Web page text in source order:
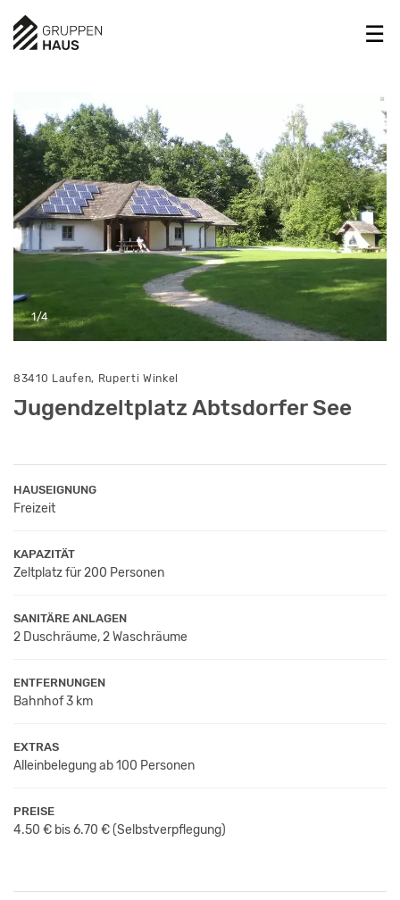
1/4
83410 Laufen, Ruperti Winkel
Jugendzeltplatz Abtsdorfer See
HAUSEIGNUNG
Freizeit
KAPAZITÄT
Zeltplatz für 200 Personen
SANITÄRE ANLAGEN
2 Duschräume, 2 Waschräume
ENTFERNUNGEN
Bahnhof 3 km
EXTRAS
Alleinbelegung ab 100 Personen
PREISE
4.50 € bis 6.70 €(Selbstverpflegung)